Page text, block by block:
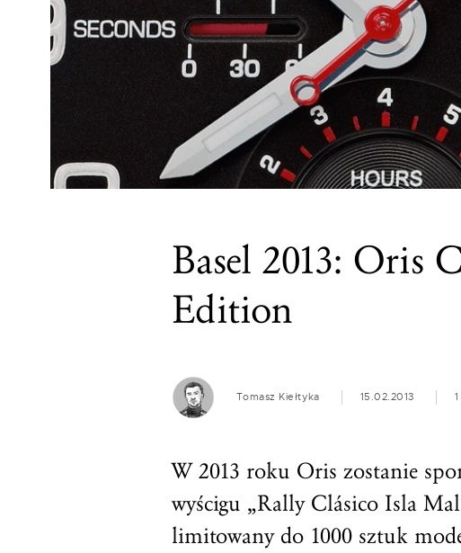
Basel 2013: Oris
Edition
Tomasz Kiełtyka 15.02.2013
W 2013 roku Oris zostanie
wyścigu „Rally Clásico Isla
limitowany do 1000 sztuk